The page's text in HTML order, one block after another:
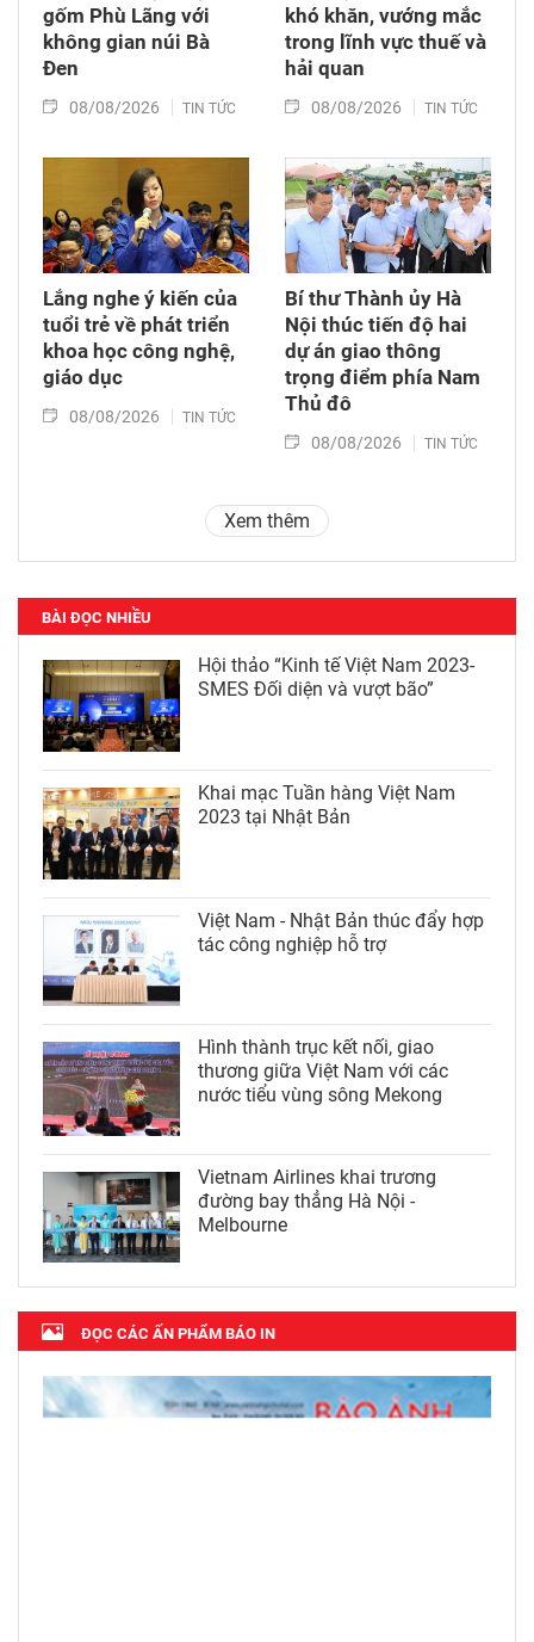
gốm Phù Lãng với
không gian núi Bà
Đen
08/08/2026 TIN TỨC
khó khăn, vướng mắc
trong lĩnh vực thuế và
hải quan
08/08/2026 TIN TỨC
Lắng nghe ý kiến của
tuổi trẻ về phát triển
khoa học công nghệ,
giáo dục
08/08/2026 TIN TỨC
Bí thư Thành ủy Hà
Nội thúc tiến độ hai
dự án giao thông
trọng điểm phía Nam
Thủ đô
08/08/2026 TIN TỨC
Xem thêm
BÀI ĐỌC NHIỀU
Hội thảo “Kinh tế Việt Nam 2023-
SMES Đối diện và vượt bão”
Khai mạc Tuần hàng Việt Nam
2023 tại Nhật Bản
Việt Nam - Nhật Bản thúc đẩy hợp
tác công nghiệp hỗ trợ
Hình thành trục kết nối, giao
thương giữa Việt Nam với các
nước tiểu vùng sông Mekong
Vietnam Airlines khai trương
đường bay thẳng Hà Nội -
Melbourne
ĐỌC CÁC ẤN PHẨM BÁO IN